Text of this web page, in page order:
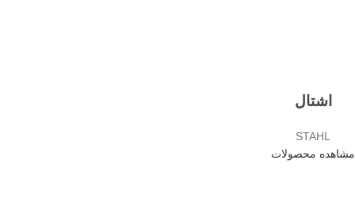
اشتال
STAHL
مشاهده محصولات